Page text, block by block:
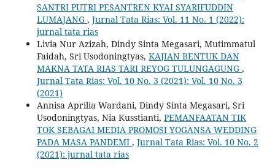
SANTRI PUTRI PESANTREN KYAI SYARIFUDDIN
LUMAJANG , Jurnal Tata Rias: Vol. 11 No. 1 (2022):
jurnal tata rias
Livia Nur Azizah, Dindy Sinta Megasari, Mutimmatul
Faidah, Sri Usodoningtyas, KAJIAN BENTUK DAN
MAKNA TATA RIAS TARI REYOG TULUNGAGUNG ,
Jurnal Tata Rias: Vol. 10 No. 3 (2021): Vol. 10 No. 3
(2021)
Annisa Aprilia Wardani, Dindy Sinta Megasari, Sri
Usodoningtyas, Nia Kusstianti, PEMANFAATAN TIK
TOK SEBAGAI MEDIA PROMOSI YOGANSA WEDDING
PADA MASA PANDEMI , Jurnal Tata Rias: Vol. 10 No. 2
(2021): jurnal tata rias